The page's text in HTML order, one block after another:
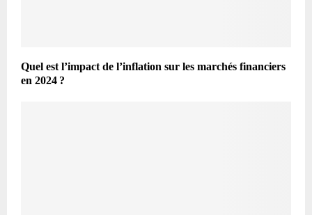
Quel est l’impact de l’inflation sur les marchés financiers
en 2024 ?